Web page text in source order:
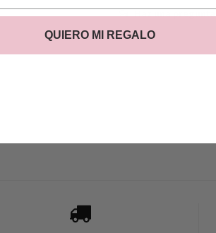
Haz una pregunta
QUIERO MI REGALO